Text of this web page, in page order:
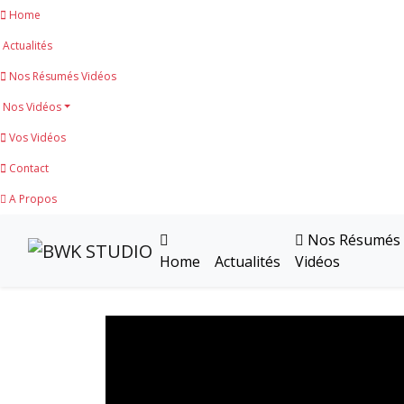
Home
Actualités
Nos Résumés Vidéos
Nos Vidéos
Vos Vidéos
Contact
A Propos
Home Actualités
Nos Résumés
Vidéos